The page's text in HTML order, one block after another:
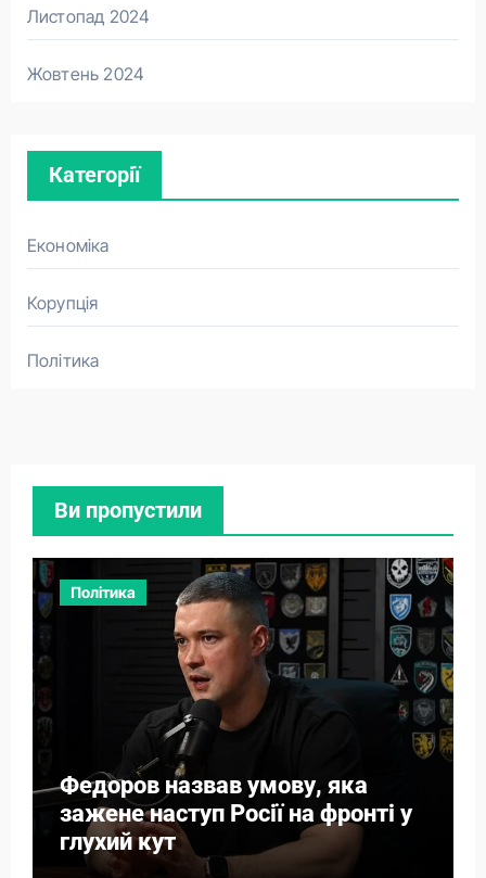
Листопад 2024
Жовтень 2024
Категорії
Економіка
Корупція
Політика
Ви пропустили
Політика
Федоров назвав умову, яка
зажене наступ Росії на фронті у
глухий кут